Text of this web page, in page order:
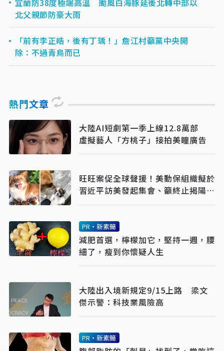
北父親節防豪大雨
「前有李正皓，後有丁瑀！」詹江村籲黨中央開
除：不過青鳥而已
熱門文章
大陸AI短劇第一季上線12.8萬部
虛擬藝人「方桃子」接拍美瞳廣告
旺旺案促全球聲援！美動保組織擬於
習近平訪美發起集會、籲終止揭陽姐
妹市
PR・新素簡
減肥首選，檸檬加它，堅持一週，腰
細了，瘦到你懷疑人生
大陸出入境新規定9/15上路 梁文
傑示警：科技業風險高
PR・新素簡